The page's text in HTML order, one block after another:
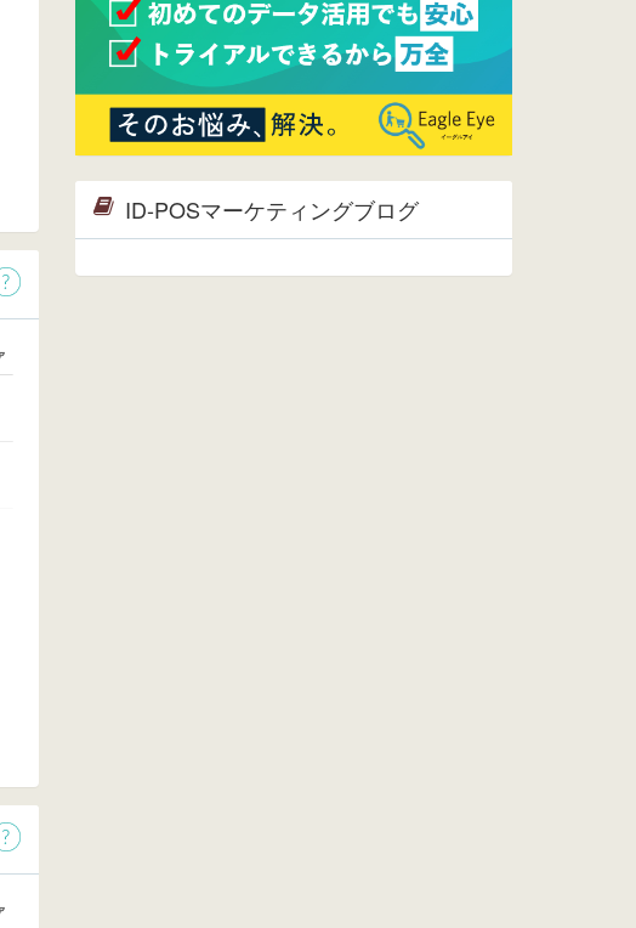
2015/04/30
Facebookページを開設しました。
詳細はこちら。
2015/04/20
ウレコンサイトリリースしました。
ID-POSマーケティングブログ